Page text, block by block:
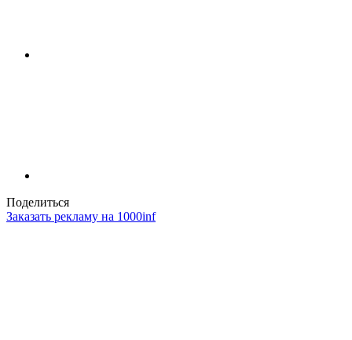
Поделиться
Заказать рекламу на 1000inf